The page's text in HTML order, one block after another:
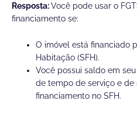
Resposta:Você pode usar o
financiamento se:
O imóvel está financiado
Habitação (SFH).
Você possui saldo em
de tempo de serviço e de
financiamento no SFH.